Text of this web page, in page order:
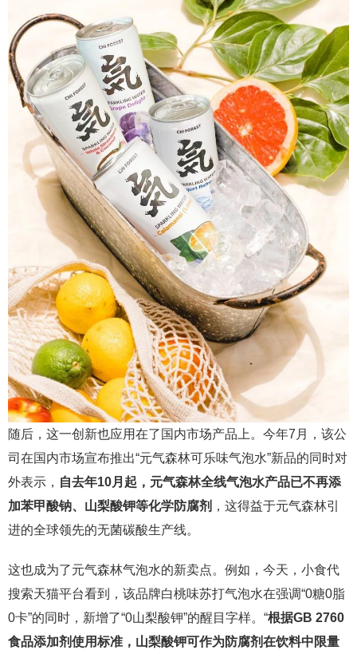
随后，这一创新也应用在了国内市场产品上。今年7月，该公
司在国内市场宣布推出“元气森林可乐味气泡水”新品的同时对
外表示， 自去年10月起，元气森林全线气泡水产品已不再添
加苯甲酸钠、山梨酸钾等化学防腐剂 ，这得益于元气森林引
进的全球领先的无菌碳酸生产线。
这也成为了元气森林气泡水的新卖点。例如，今天，小食代
搜索天猫平台看到，该品牌白桃味苏打气泡水在强调“0糖0脂
0卡”的同时，新增了“0山梨酸钾”的醒目字样。“根据GB 2760
食品添加剂使用标准，山梨酸钾可作为防腐剂在饮料中限量